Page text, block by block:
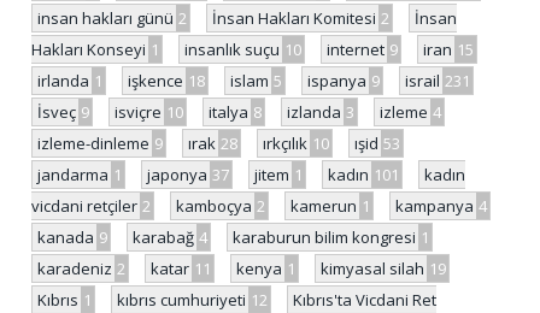
insan hakları günü 2 İnsan Hakları Komitesi 2
İnsan
Hakları Konseyi 1 insanlık suçu 10 internet 9 iran 15
irlanda 1 işkence 18 islam 5 ispanya 9 israil 231
İsveç 9 isviçre 10 italya 8 izlanda 3 izleme 4
izleme-dinleme 9 ırak 28 ırkçılık 10 ışid 53
jandarma 1 japonya 37 jitem 1 kadın 101
kadın
vicdani retçiler 2 kamboçya 2 kamerun 1 kampanya 4
kanada 9 karabağ 4 karaburun bilim kongresi 1
karadeniz 2 katar 11 kenya 1 kimyasal silah 19
Kıbrıs 1 kıbrıs cumhuriyeti 12
Kıbrıs'ta Vicdani Ret